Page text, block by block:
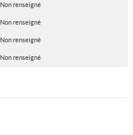
Non renseigné
Non renseigné
Non renseigné
Non renseigné